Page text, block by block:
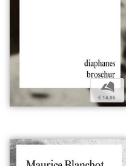
b
€ 14,95